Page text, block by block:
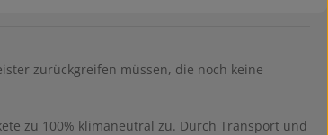
zurückgreifen müssen, die noch keine
zu 100% klimaneutral zu. Durch Transport und